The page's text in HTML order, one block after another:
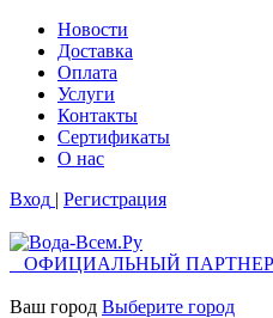
Новости
Доставка
Оплата
Услуги
Контакты
Cертификаты
О нас
Вход | Регистрация
ОФИЦИАЛЬНЫЙ ПАРТНЕР
Ваш город Выберите город